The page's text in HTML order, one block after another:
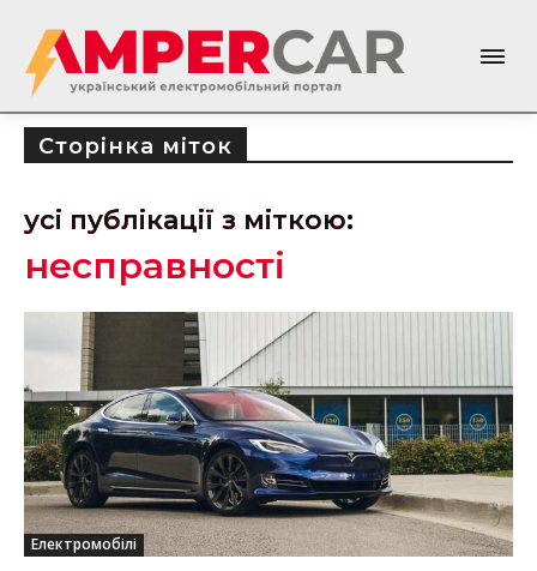
Сторінка міток
усі публікації з міткою:
несправності
Електромобілі